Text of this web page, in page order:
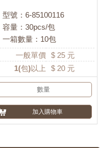
型號：6-85100116
容量：30pcs/包
一箱數量：10包
一般單價 $ 25 元
1(包)以上 $ 20 元